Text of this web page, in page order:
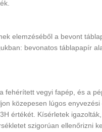
elemzéséből a bevont
bevonatos táblapapír
fehérített vegyi fapép, és a
közepesen lúgos
értékét. Kísérletek
szigorúan ellenőrizni